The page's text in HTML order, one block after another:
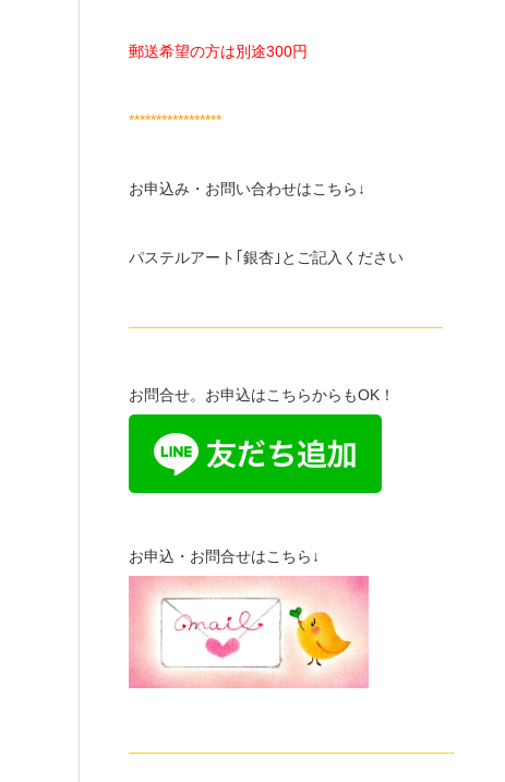
郵送希望の方は別途300円
*****************
お申込み・お問い合わせはこちら↓
パステルアート｢銀杏｣とご記入ください
————————————————————–
お問合せ。お申込はこちらからもOK！
お申込・お問合せはこちら↓
—————————————————————-